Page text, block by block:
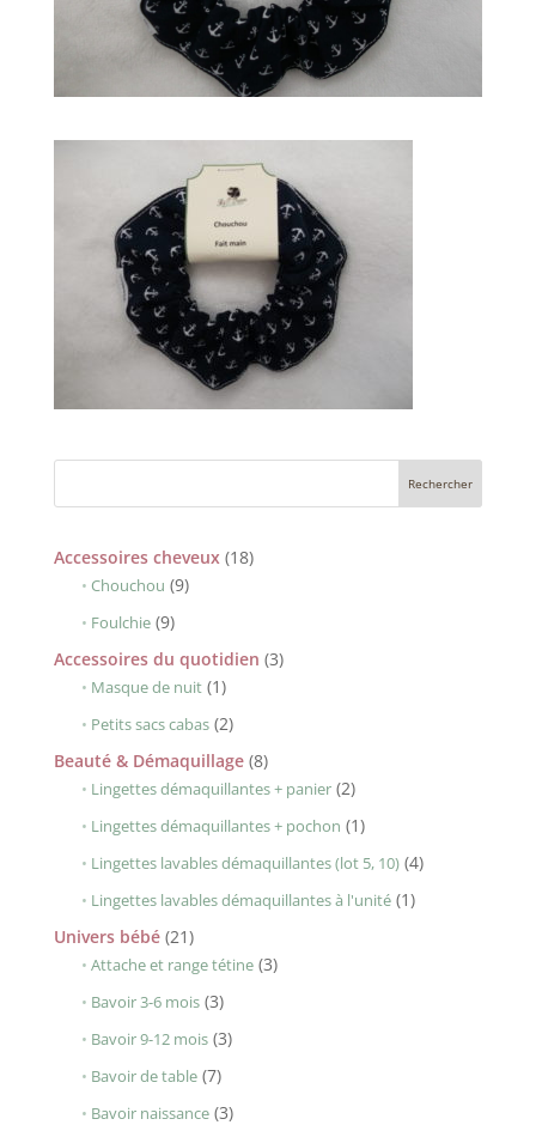
Accessoires cheveux 1818
Chouchou 99
Foulchie 99
produits
Accessoires du quotidien 33
Masque de nuit 11
produit
Petits sacs cabas 22
produits
Beauté & Démaquillage 88
produits
Lingettes démaquillantes + panier 22
produits
Lingettes démaquillantes + pochon 11
produit
Lingettes lavables démaquillantes (lot 5, 10) 44
Lingettes lavables démaquillantes à l'unité 11
Univers bébé 2121
produits
Attache et range tétine 33
Bavoir 3-6 mois 33
produits
Bavoir 9-12 mois 33
Bavoir de table 77
produits
Bavoir naissance 33